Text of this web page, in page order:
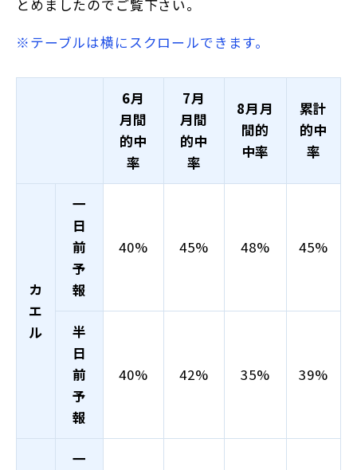
とめましたのでご覧下さい。
※テーブルは横にスクロールできます。
6月
月間
的中
率
7月
月間
的中
率
8月月
間的
中率
累計
的中
率
カ
エ
ル
一
日
前
予
報
40% 45% 48% 45%
半
日
前
予
報
40% 42% 35% 39%
一